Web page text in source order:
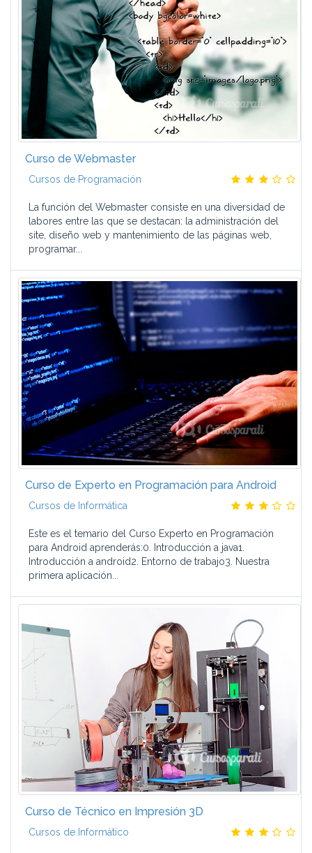
Curso de Webmaster
Cursos de Programación
La función del Webmaster consiste en una diversidad de
labores entre las que se destacan: la administración del
site, diseño web y mantenimiento de las páginas web,
programar...
Curso de Experto en Programación para Android
Cursos de Informática
Este es el temario del Curso Experto en Programación
para Android aprenderás:0. Introducción a java1.
Introducción a android2. Entorno de trabajo3. Nuestra
primera aplicación...
Curso de Técnico en Impresión 3D
Cursos de Informático